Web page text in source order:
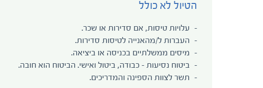
הטיול לא כולל
עלויות טיסות, אם סדירות או שכר.
העברות ל/מהאנייה לטיסות סדירות.
מיסים ממשלתיים בכניסה או ביציאה.
ביטוח נסיעות - כבודה, ביטול ואישי. הביטוח הוא חובה.
תשר לצוות הספינה והמדריכים.